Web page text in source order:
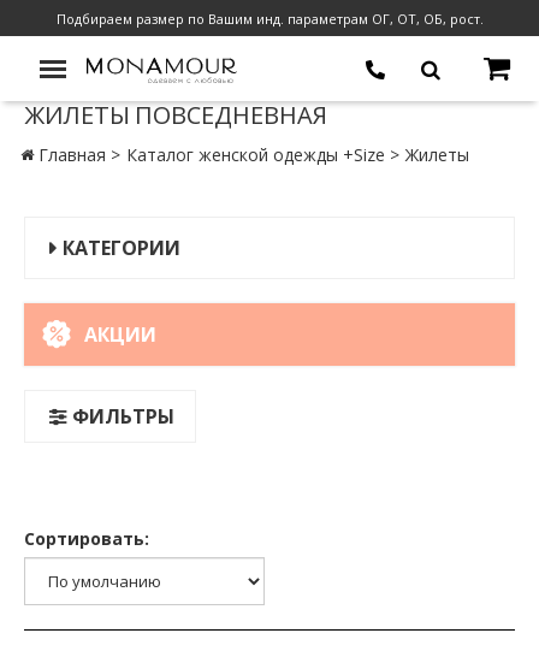
Подбираем размер по Вашим инд. параметрам ОГ, ОТ, ОБ, рост.
ЖИЛЕТЫ ПОВСЕДНЕВНАЯ
Главная Каталог женской одежды +Size Жилеты
КАТЕГОРИИ
АКЦИИ
ФИЛЬТРЫ
Сортировать: